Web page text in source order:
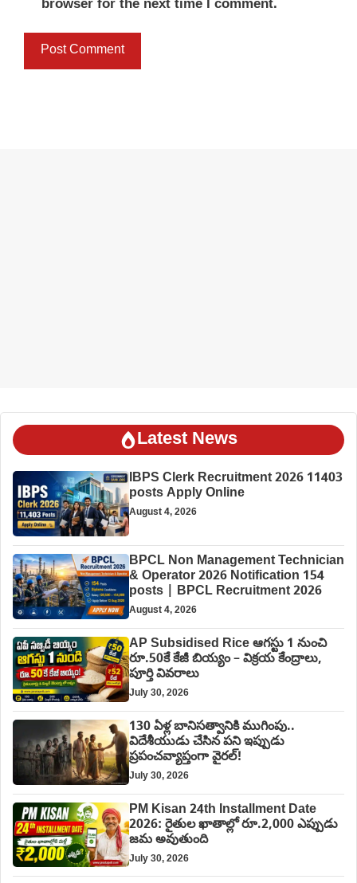
Latest News
IBPS Clerk Recruitment 2026 11403
posts Apply Online
August 4, 2026
BPCL Non Management Technician
& Operator 2026 Notification 154
posts | BPCL Recruitment 2026
August 4, 2026
AP Subsidised Rice ఆగస్టు 1 నుంచి
రూ.50కే కేజీ బియ్యం – విక్రయ కేంద్రాలు,
పూర్తి వివరాలు
July 30, 2026
130 ఏళ్ల బానిసత్వానికి ముగింపు..
విదేశీయుడు చేసిన పని ఇప్పుడు
ప్రపంచవ్యాప్తంగా వైరల్!
July 30, 2026
PM Kisan 24th Installment Date
2026: రైతుల ఖాతాల్లో రూ.2,000 ఎప్పుడు
జమ అవుతుంది
July 30, 2026